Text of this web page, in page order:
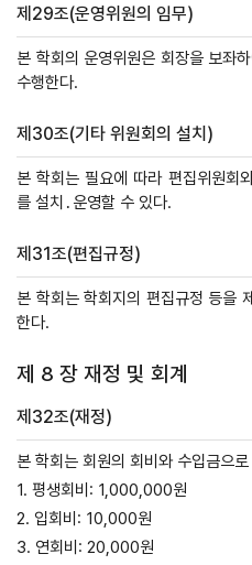
제29조(운영위원의 임무)
본 학회의 운영위원은 회장을 보좌
수행한다.
제30조(기타 위원회의 설치)
본 학회는 필요에 따라 편집위원회
를 설치․운영할 수 있다.
제31조(편집규정)
본 학회는 학회지의 편집규정 등을
한다.
제 8 장 재정 및 회계
제32조(재정)
본 학회는 회원의 회비와 수입금으
1. 평생회비: 1,000,000원
2. 입회비: 10,000원
3. 연회비: 20,000원